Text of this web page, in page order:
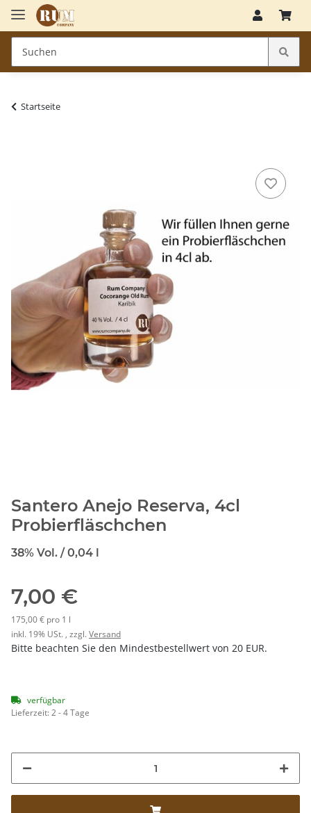
Startseite
Santero Anejo Reserva, 4cl
Probierfläschchen
38% Vol. / 0,04 l
7,00 €
175,00 € pro 1 l
inkl. 19% USt. , zzgl.Versand
Bitte beachten Sie den Mindestbestellwert von 20 EUR.
verfügbar
Lieferzeit:2 - 4 Tage